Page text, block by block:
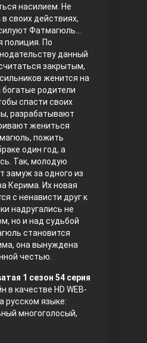
насилием. Не
своих действиях,
Фатмагюль…
полиция. По
данный
закрытым,
женится на
родители
спасти своих
разрабатывают
жениться
пожить
один год, а
Так, молодую
замуж за одного из
Керима. Их новая
с ненависти друг к
надругались не
но и над судьбой
становится
она вынуждена
честью.
1 сезон 54 серия
в качестве HD WEB-
русском языке:
многоголосый,